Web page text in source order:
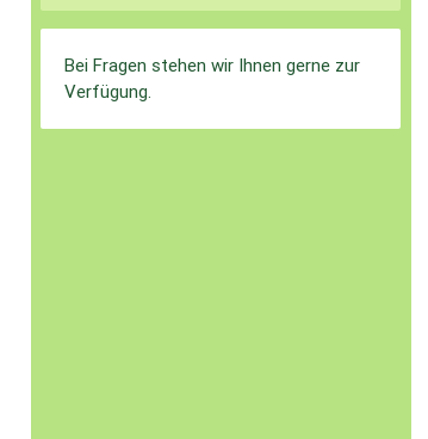
Bei Fragen stehen wir Ihnen gerne zur
Verfügung.